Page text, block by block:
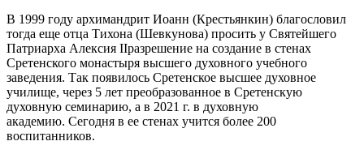
В 1999 году архимандрит Иоанн (Крестьянкин) благословил
тогда еще отца Тихона (Шевкунова) просить у Святейшего
Патриарха Алексия IIразрешение на создание в стенах
Сретенского монастыря высшего духовного учебного
заведения. Так появилось Сретенское высшее духовное
училище, через 5 лет преобразованное в Сретенскую
духовную семинарию, а в 2021 г. в духовную
академию. Сегодня в ее стенах учится более 200
воспитанников.